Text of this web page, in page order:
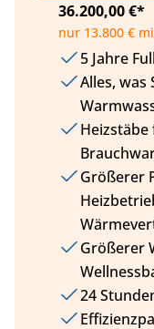
36.200,00 €*
nur 13.800 €
5 Jahre
Alles, was
Größerer
Größerer
24